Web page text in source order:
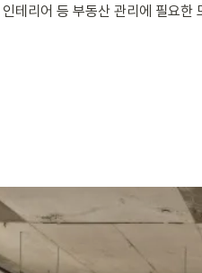
테리어 등 부동산 관리에 필요